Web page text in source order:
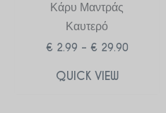
Κάρυ Μαντράς
Καυτερό
€ 2.99 – € 29.90
QUICK VIEW